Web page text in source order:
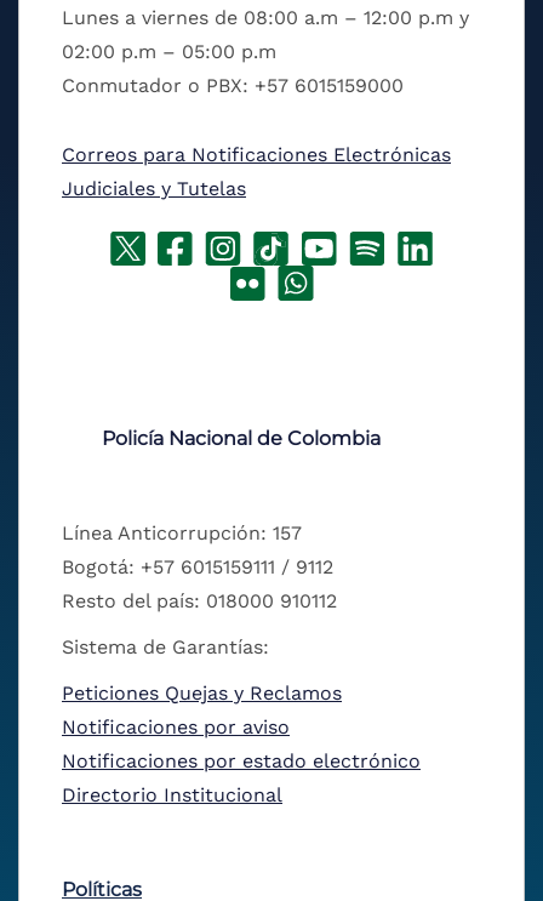
Lunes a viernes de 08:00 a.m – 12:00 p.m y
02:00 p.m – 05:00 p.m
Conmutador o PBX: +57 6015159000
Correos para Notificaciones Electrónicas
Judiciales y Tutelas
Policía Nacional de Colombia
Línea Anticorrupción: 157
Bogotá: +57 6015159111 / 9112
Resto del país: 018000 910112
Sistema de Garantías:
Peticiones Quejas y Reclamos
Notificaciones por aviso
Notificaciones por estado electrónico
Directorio Institucional
Políticas